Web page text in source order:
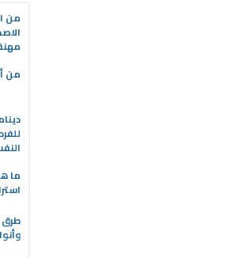
من
من
ما
طرق